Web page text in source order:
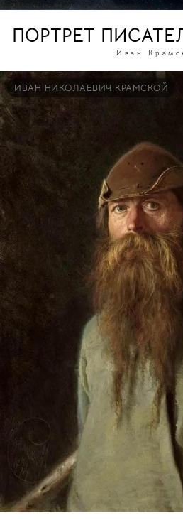
ПОРТРЕТ
Иван
ИВАН НИКОЛАЕВИЧ КРАМСКОЙ